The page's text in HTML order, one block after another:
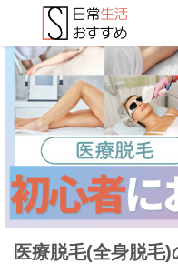
医療脱毛(全身脱毛